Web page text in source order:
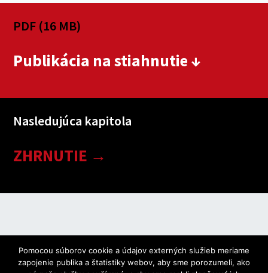
PDF (16 MB)
Publikácia na stiahnutie ↓
Nasledujúca kapitola
ZHRNUTIE →
Pomocou súborov cookie a údajov externých služieb meriame
zapojenie publika a štatistiky webov, aby sme porozumeli, ako